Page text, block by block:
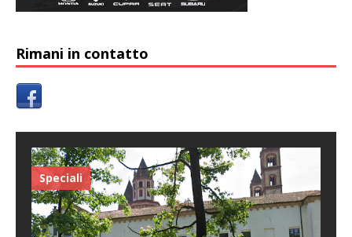
Rimani in contatto
Speciali